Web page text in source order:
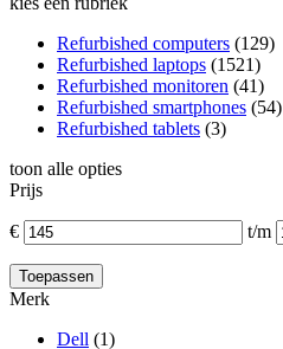
Refurbished computers (129)
Refurbished laptops (1521)
Refurbished monitoren (41)
Refurbished smartphones (54)
Refurbished tablets (3)
toon alle opties
Prijs
€ t/m
Merk
Dell (1)